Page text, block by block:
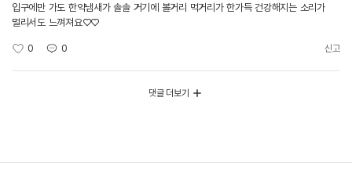
입구에만 가도 한약냄새가 솔솔 거기에 볼거리 먹거리가 한가득 건강해지는 소리가
멀리서도 느껴져요♡♡
0 0 신고
댓글 더보기